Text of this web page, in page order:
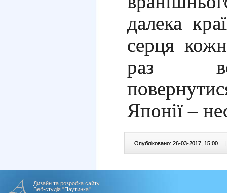
далека
серця
раз
Японії –
Опубліковано: 26-03-2017, 15:00 |
Дизайн та розробка сайту
Веб-студія "Паутинка"